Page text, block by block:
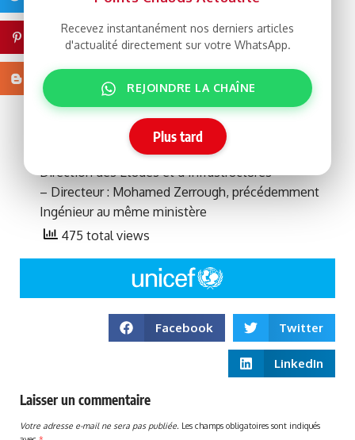
Blogger
Cabinet du Ministre
Inspection Interne
– Inspecteur : Sidina El Hacen Boudgue,
précédemment Chef Service à la Délégation
Générale à la Solidarité Nationale et la Lutte contre
l’Exclusion « Taazour »
Administration Centrale
Direction des Etudes et d’Infrastructures
– Directeur : Mohamed Zerrough, précédemment
Ingénieur au même ministère
475 total views
Facebook Twitter
LinkedIn
Laisser un commentaire
Votre adresse e-mail ne sera pas publiée. Les champs obligatoires sont indiqués
Recevez instantanément nos derniers articles
d'actualité directement sur votre WhatsApp.
REJOINDRE LA CHAÎNE
Plus tard